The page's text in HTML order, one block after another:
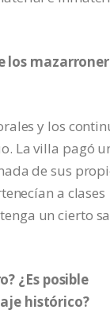
los
y los
La villa pagó
de sus
a clases
un cierto
¿Es posible
histórico?